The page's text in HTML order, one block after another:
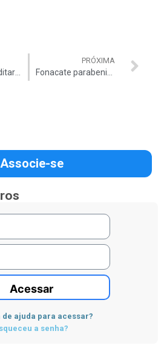
PRÓXIMA
Associe-se
Acessar
de ajuda para acessar?
a senha?